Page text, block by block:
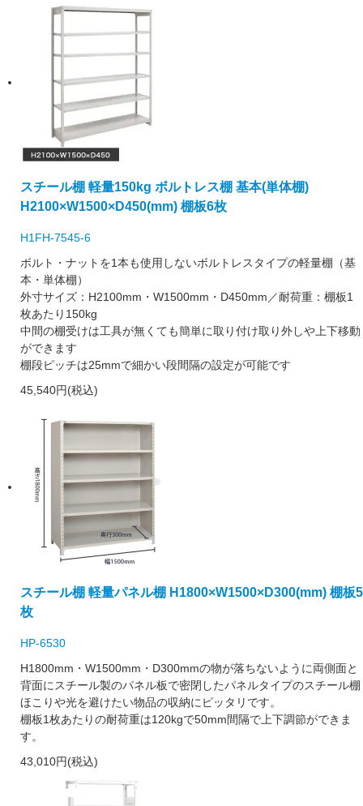
スチール棚 軽量150kg ボルトレス棚 基本(単体棚)
H2100×W1500×D450(mm) 棚板6枚
H1FH-7545-6
ボルト・ナットを1本も使用しないボルトレスタイプの軽量棚（基
本・単体棚）
外寸サイズ：H2100mm・W1500mm・D450mm／耐荷重：棚板1
枚あたり150kg
中間の棚受けは工具が無くても簡単に取り付け取り外しや上下移動
ができます
棚段ピッチは25mmで細かい段間隔の設定が可能です
45,540円(税込)
スチール棚 軽量パネル棚 H1800×W1500×D300(mm) 棚板5
枚
HP-6530
H1800mm・W1500mm・D300mmの物が落ちないように両側面と
背面にスチール製のパネル板で密閉したパネルタイプのスチール棚
ほこりや光を避けたい物品の収納にピッタリです。
棚板1枚あたりの耐荷重は120kgで50mm間隔で上下調節ができま
す。
43,010円(税込)